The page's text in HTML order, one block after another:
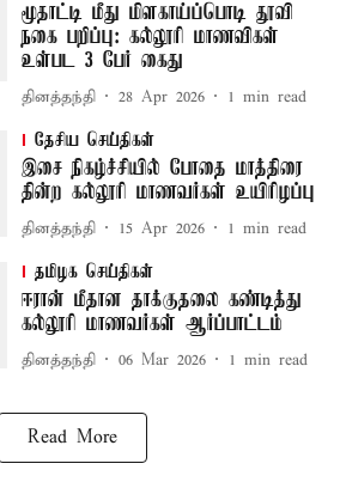
மூதாட்டி மீது மிளகாய்ப்பொடி தூவி
நகை பறிப்பு: கல்லூரி மாணவிகள்
உள்பட 3 பேர் கைது
தினத்தந்தி 28 Apr 2026 1 min read
தேசிய செய்திகள்
இசை நிகழ்ச்சியில் போதை மாத்திரை
தின்ற கல்லூரி மாணவர்கள் உயிரிழப்பு
தினத்தந்தி 15 Apr 2026 1 min read
தமிழக செய்திகள்
ஈரான் மீதான தாக்குதலை கண்டித்து
கல்லூரி மாணவர்கள் ஆர்ப்பாட்டம்
தினத்தந்தி 06 Mar 2026 1 min read
Read More